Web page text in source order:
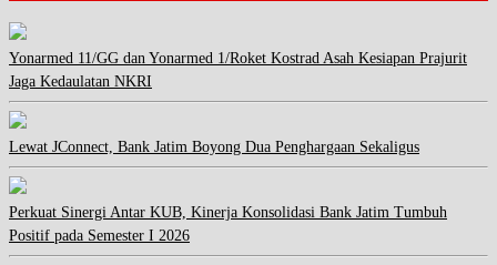
Yonarmed 11/GG dan Yonarmed 1/Roket Kostrad Asah Kesiapan Prajurit
Jaga Kedaulatan NKRI
Lewat JConnect, Bank Jatim Boyong Dua Penghargaan Sekaligus
Perkuat Sinergi Antar KUB, Kinerja Konsolidasi Bank Jatim Tumbuh
Positif pada Semester I 2026